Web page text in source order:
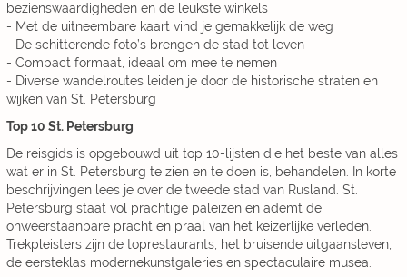
bezienswaardigheden en de leukste winkels
- Met de uitneembare kaart vind je gemakkelijk de weg
- De schitterende foto’s brengen de stad tot leven
- Compact formaat, ideaal om mee te nemen
- Diverse wandelroutes leiden je door de historische straten en
wijken van St. Petersburg
Top 10 St. Petersburg
De reisgids is opgebouwd uit top 10-lijsten die het beste van alles
wat er in St. Petersburg te zien en te doen is, behandelen. In korte
beschrijvingen lees je over de tweede stad van Rusland. St.
Petersburg staat vol prachtige paleizen en ademt de
onweerstaanbare pracht en praal van het keizerlijke verleden.
Trekpleisters zijn de toprestaurants, het bruisende uitgaansleven,
de eersteklas modernekunstgaleries en spectaculaire musea.